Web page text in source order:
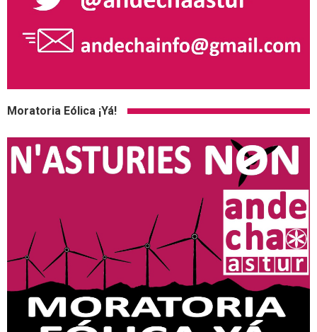
Moratoria Eólica ¡Yá!